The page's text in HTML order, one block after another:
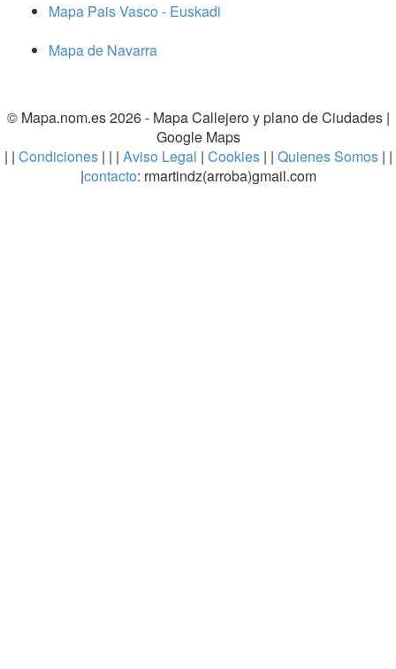
Mapa Pais Vasco - Euskadi
Mapa de Navarra
© Mapa.nom.es 2026 - Mapa Callejero y plano de Ciudades|
Google Maps
| | Condiciones| | | Aviso Legal | Cookies | | Quienes Somos | |
|contacto: rmartindz(arroba)gmail.com